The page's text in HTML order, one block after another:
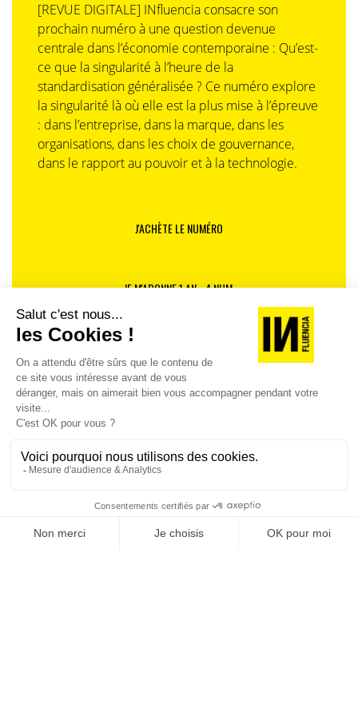
[REVUE DIGITALE] INfluencia consacre son
prochain numéro à une question devenue
centrale dans l’économie contemporaine : Qu’est-
ce que la singularité à l’heure de la
standardisation généralisée ? Ce numéro explore
la singularité là où elle est la plus mise à l’épreuve
: dans l’entreprise, dans la marque, dans les
organisations, dans les choix de gouvernance,
dans le rapport au pouvoir et à la technologie.
J'ACHÈTE LE NUMÉRO
JE M'ABONNE 1 AN - 4 NUM.
JE DÉCOUVRE LES NUMÉROS PRÉCÉDENTS
Je suis déjà abonné(e) :je consulte la revue en